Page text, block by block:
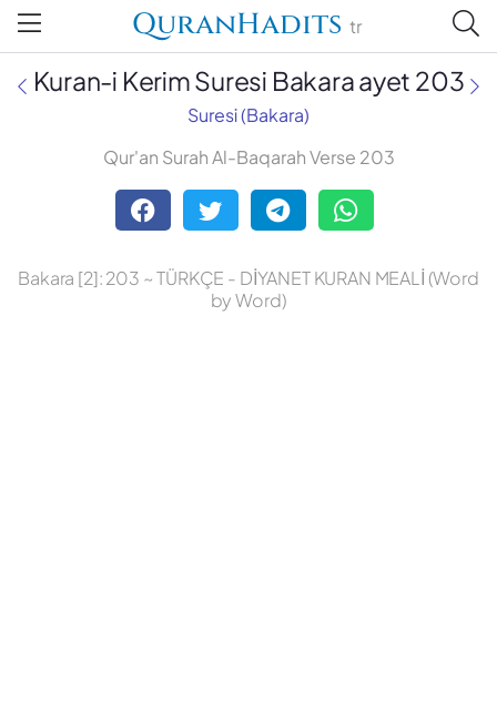
QuranHadits tr
Abdulbaki Gölpınarlı
Adem Uğur
Ali Bulaç
Kuran-i Kerim Suresi Bakara ayet 203
Suresi (Bakara)
Qur'an Surah Al-Baqarah Verse 203
Bakara [2]: 203 ~ TÜRKÇE - DİYANET KURAN MEALİ (Word
by Word)